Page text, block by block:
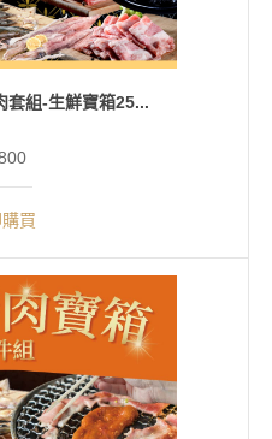
套組-生鮮寶箱25...
買